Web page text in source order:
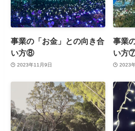
事業の「お金」との向き合
い方⑧
2023年11月9日
事業
い方
2023